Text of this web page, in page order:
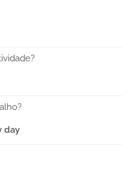
day